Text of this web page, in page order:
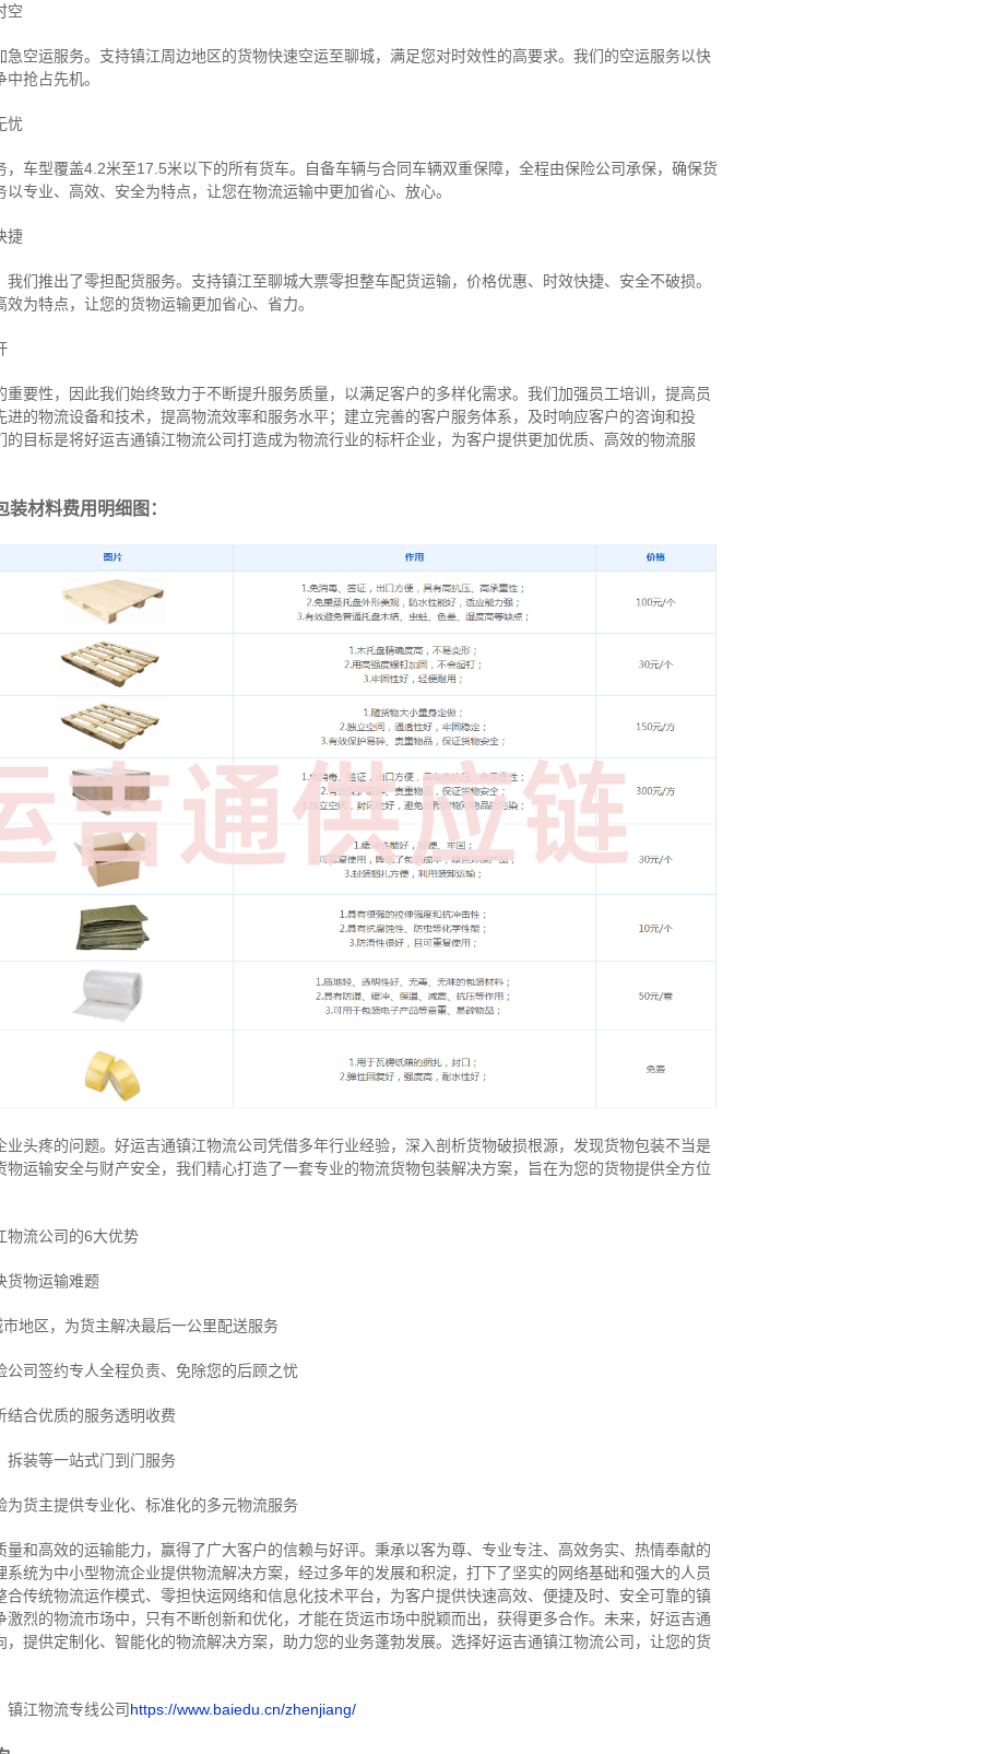
空
空运服务。支持镇江周边地区的货物快速空运至聊城，满足您对时效性的高要求。我们的空运服务以快
抢占先机。
忧
车型覆盖4.2米至17.5米以下的所有货车。自备车辆与合同车辆双重保障，全程由保险公司承保，确保货
专业、高效、安全为特点，让您在物流运输中更加省心、放心。
捷
们推出了零担配货服务。支持镇江至聊城大票零担整车配货运输，价格优惠、时效快捷、安全不破损。
为特点，让您的货物运输更加省心、省力。
要性，因此我们始终致力于不断提升服务质量，以满足客户的多样化需求。我们加强员工培训，提高员
的物流设备和技术，提高物流效率和服务水平；建立完善的客户服务体系，及时响应客户的咨询和投
目标是将好运吉通镇江物流公司打造成为物流行业的标杆企业，为客户提供更加优质、高效的物流服
材料费用明细图：
头疼的问题。好运吉通镇江物流公司凭借多年行业经验，深入剖析货物破损根源，发现货物包装不当是
运输安全与财产安全，我们精心打造了一套专业的物流货物包装解决方案，旨在为您的货物提供全方位
物流公司的6大优势
货物运输难题
地区，为货主解决最后一公里配送服务
司签约专人全程负责、免除您的后顾之忧
结合优质的服务透明收费
拆装等一站式门到门服务
货主提供专业化、标准化的多元物流服务
量和高效的运输能力，赢得了广大客户的信赖与好评。 秉承以客为尊、专业专注、高效务实、热情奉献的
统为中小型物流企业提供物流解决方案，经过多年的发展和积淀，打下了坚实的网络基础和强大的人员
传统物流运作模式、零担快运网络和信息化技术平台，为客户提供快速高效、便捷及时、安全可靠的镇
激烈的物流市场中，只有不断创新和优化，才能在货运市场中脱颖而出，获得更多合作。 未来，好运吉通
提供定制化、智能化的物流解决方案，助力您的业务蓬勃发展。选择好运吉通镇江物流公司，让您的货
镇江物流专线公司https://www.baiedu.cn/zhenjiang/